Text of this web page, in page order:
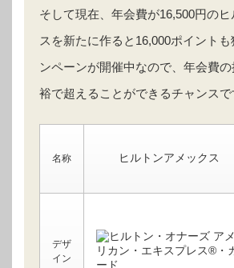
そして現在、年会費が16,500円の
スを新たに作ると16,000ポイント
ンペーンが開催中なので、年会費
裕で超えることができるチャンスで
名称 ヒルトンアメックス
デザ
イン